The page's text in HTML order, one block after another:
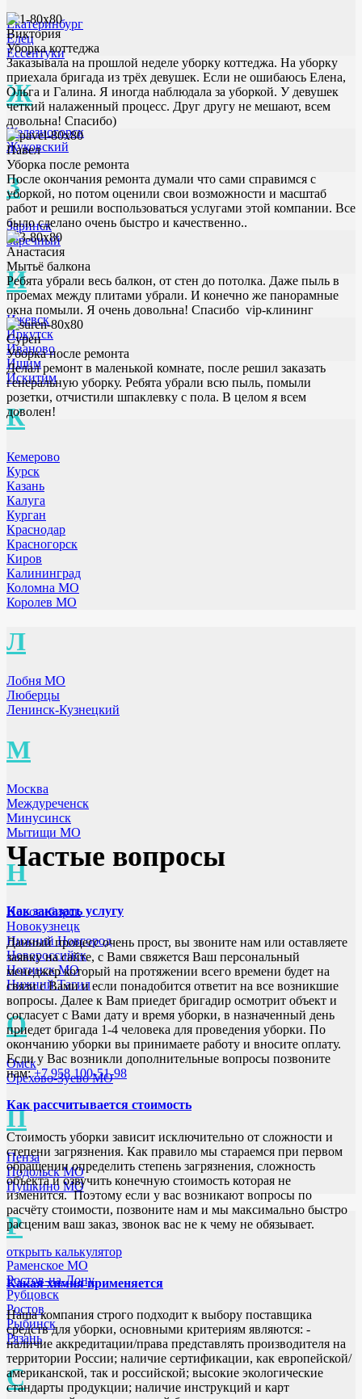
Екатеринбург
Елец
Ессентуки
Ж
Железногорск
Жуковский
З
Заринск
Заречный
И
Ижевск
Иркутск
Иваново
Ишим
Искитим
К
Кемерово
Курск
Казань
Калуга
Курган
Краснодар
Красногорск
Киров
Калининград
Коломна МО
Королев МО
Л
Лобня МО
Люберцы
Ленинск-Кузнецкий
М
Москва
Междуреченск
Минусинск
Мытищи МО
Н
Новосибирск
Новокузнецк
Нижний Новгород
Новороссийск
Ногинск МО
Нижний Тагил
О
Омск
Орехово-Зуево МО
П
Пенза
Подольск МО
Пушкино МО
Р
Раменское МО
Ростов-на-Дону
Рубцовск
Ростов
Рыбинск
Рязань
С
Виктория
Уборка коттеджа
Заказывала на прошлой неделе уборку коттеджа. На уборку
приехала бригада из трёх девушек. Если не ошибаюсь Елена,
Ольга и Галина. Я иногда наблюдала за уборкой. У девушек
четкий налаженный процесс. Друг другу не мешают, всем
довольна! Спасибо)
Павел
Уборка после ремонта
После окончания ремонта думали что сами справимся с
уборкой, но потом оценили свои возможности и масштаб
работ и решили воспользоваться услугами этой компании. Все
было сделано очень быстро и качественно..
Анастасия
Мытьё балкона
Ребята убрали весь балкон, от стен до потолка. Даже пыль в
проемах между плитами убрали. И конечно же панорамные
окна помыли. Я очень довольна! Спасибо vip-клининг
Сурен
Уборка после ремонта
Делал ремонт в маленькой комнате, после решил заказать
генеральную уборку. Ребята убрали всю пыль, помыли
розетки, отчистили шпаклевку с пола. В целом я всем
доволен!
Частые вопросы
Как заказать услугу
Данный процесс очень прост, вы звоните нам или оставляете
заявку на сайте, с Вами свяжется Ваш персональный
менеджер который на протяжении всего времени будет на
связи с Вами и если понадобится ответит на все возникшие
вопросы. Далее к Вам приедет бригадир осмотрит объект и
согласует с Вами дату и время уборки, в назначенный день
приедет бригада 1-4 человека для проведения уборки. По
окончанию уборки вы принимаете работу и вносите оплату.
Если у Вас возникли дополнительные вопросы позвоните
нам:+7 958 100-51-98
Как рассчитывается стоимость
Стоимость уборки зависит исключительно от сложности и
степени загрязнения. Как правило мы стараемся при первом
обращении определить степень загрязнения, сложность
объекта и озвучить конечную стоимость которая не
изменится. Поэтому если у вас возникают вопросы по
расчёту стоимости, позвоните нам и мы максимально быстро
расценим ваш заказ, звонок вас не к чему не обязывает.
открыть калькулятор
Какая химия применяется
Наша компания строго подходит к выбору поставщика
средств для уборки, основными критериям являются: -
наличие аккредитации/права представлять производителя на
территории России; наличие сертификации, как европейской/
американской, так и российской; высокие экологические
стандарты продукции; наличие инструкций и карт